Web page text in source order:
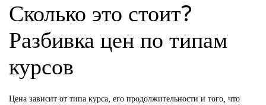
Сколько это стоит?
Разбивка цен по типам
курсов
Цена зависит от типа курса, его продолжительности и того, что